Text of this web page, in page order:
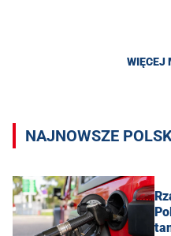
WIĘCEJ
NAJNOWSZE